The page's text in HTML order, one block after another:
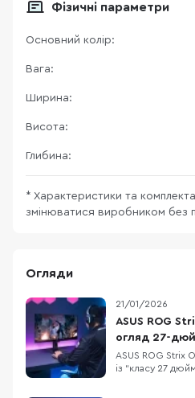
Фізичні параметри
Основний колір:
Вага:
Ширина:
Висота:
Глибина:
* Характеристики та
змінюватися виробником без
Огляди
21/01/2026
ASUS ROG
огляд 27-
монітора з
ASUS ROG Strix
із “класу 27